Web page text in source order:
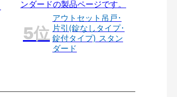
アウトセット吊戸･
片引(錠なしタイプ･
錠付タイプ) スタン
ダード